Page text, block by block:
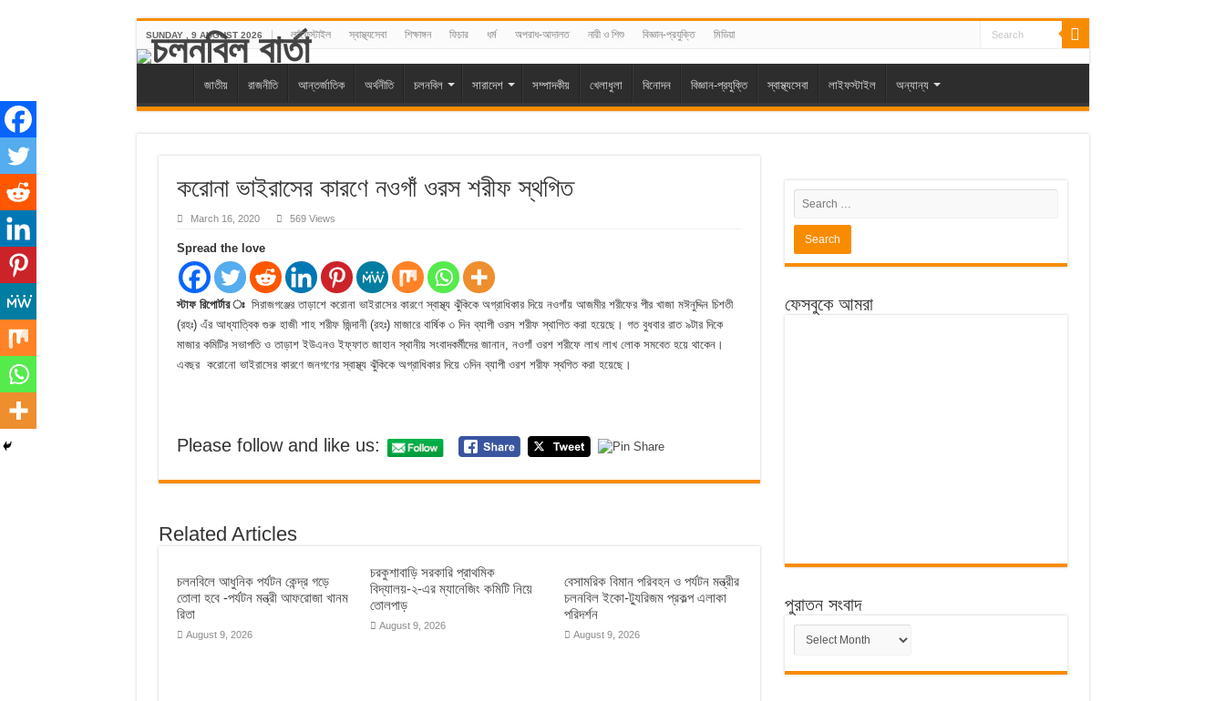
SUNDAY , 9 AUGUST 2026 লাইফস্টাইল স্বাস্থ্যসেবা শিক্ষাঙ্গন ফিচার ধর্ম অপরাধ-আদালত নারী ও শিশু বিজ্ঞান-প্রযুক্তি মিডিয়া
জাতীয় রাজনীতি আন্তর্জাতিক অর্থনীতি চলনবিল সারাদেশ সম্পাদকীয় খেলাধুলা বিনোদন বিজ্ঞান-প্রযুক্তি স্বাস্থ্যসেবা লাইফস্টাইল অন্যান্য
করোনা ভাইরাসের কারণে নওগাঁ ওরস শরীফ স্থগিত
March 16, 2020 569 Views
Spread the love
স্টাফ রিপোর্টার ঃসিরাজগঞ্জের তাড়াশে করোনা ভাইরাসের কারণে স্বাস্থ্য ঝুঁকিকে অগ্রাধিকার দিয়ে নওগাঁয় আজমীর শরীফের পীর খাজা মঈনুদ্দিন চিশতী
(রহঃ) এঁর আধ্যাত্বিক গুরু হাজী শাহ শরীফ জিন্দানী (রহঃ) মাজারে বার্ষিক ৩ দিন ব্যাপী ওরস শরীফ স্থাগিত করা হয়েছে। গত বুধবার রাত ৯টার দিকে
মাজার কমিটির সভাপতি ও তাড়াশ ইউএনও ইফ্ফাত জাহান স্থানীয় সংবাদকর্মীদের জানান, নওগাঁ ওরশ শরীফে লাখ লাখ লোক সমবেত হয়ে থাকেন।
এবছর করোনো ভাইরাসের কারণে জনগণের স্বাস্থ্য ঝুঁকিকে অগ্রাধিকার দিয়ে ৩দিন ব্যাপী ওরশ শরীফ স্থগিত করা হয়েছে।
Please follow and like us:
Related Articles
চলনবিলে আধুনিক পর্যটন কেন্দ্র গড়ে
তোলা হবে -পর্যটন মন্ত্রী আফরোজা খানম
রিতা
August 9, 2026
চরকুশাবাড়ি সরকারি প্রাথমিক
বিদ্যালয়-২-এর ম্যানেজিং কমিটি নিয়ে
তোলপাড়
August 9, 2026
বেসামরিক বিমান পরিবহন ও পর্যটন মন্ত্রীর
চলনবিল ইকো-ট্যুরিজম প্রকল্প এলাকা
পরিদর্শন
August 9, 2026
ফেসবুকে আমরা
পুরাতন সংবাদ
পুরাতন
সংবাদ